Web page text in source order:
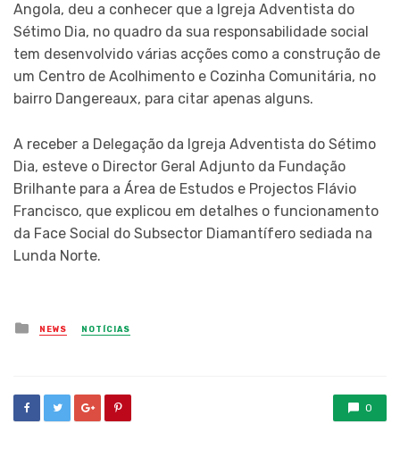
Angola, deu a conhecer que a Igreja Adventista do
Sétimo Dia, no quadro da sua responsabilidade social
tem desenvolvido várias acções como a construção de
um Centro de Acolhimento e Cozinha Comunitária, no
bairro Dangereaux, para citar apenas alguns.
A receber a Delegação da Igreja Adventista do Sétimo
Dia, esteve o Director Geral Adjunto da Fundação
Brilhante para a Área de Estudos e Projectos Flávio
Francisco, que explicou em detalhes o funcionamento
da Face Social do Subsector Diamantífero sediada na
Lunda Norte.
Posted
in
NEWS NOTÍCIAS
0